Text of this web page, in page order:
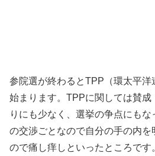
参院選が終わるとTPP（環太平
始まります。TPPに関しては賛成
りにも少なく、選挙の争点にも
の交渉ごとなので自分の手の内を
ので痛し痒しといったところで